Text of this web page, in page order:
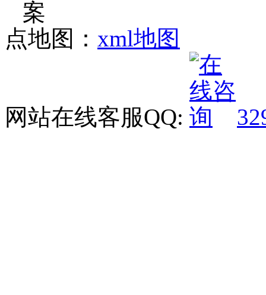
点地图： xml地图
网站在线客服QQ: